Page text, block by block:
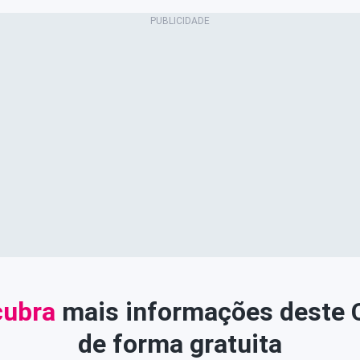
mais informações deste
de forma gratuita